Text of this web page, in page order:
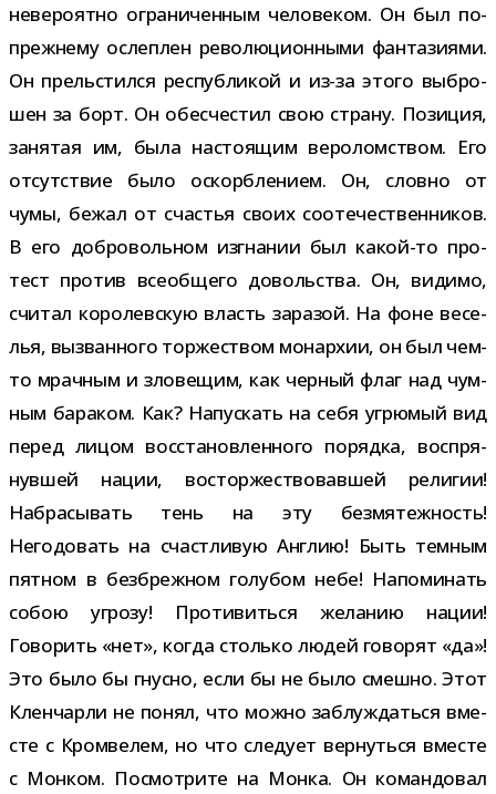
неве­ро­ятно огра­ни­чен­ным чело­ве­ком. Он был по-​
прежнему ослеп­лен рево­лю­ци­он­ными фан­та­зи­ями.
Он пре­льстился рес­пуб­ли­кой и из-​за этого выбро­
шен за борт. Он обес­че­стил свою страну. Позиция,
заня­тая им, была насто­я­щим веро­лом­ством. Его
отсут­ствие было оскорб­ле­нием. Он, словно от
чумы, бежал от сча­стья своих сооте­че­ствен­ни­ков.
В его доб­ро­воль­ном изгна­нии был какой-​то про­
тест про­тив все­об­щего доволь­ства. Он, видимо,
счи­тал коро­лев­скую власть зара­зой. На фоне весе­
лья, вызван­ного тор­же­ством монар­хии, он был чем-​
то мрач­ным и зло­ве­щим, как чер­ный флаг над чум­
ным бара­ком. Как? Напускать на себя угрю­мый вид
перед лицом вос­ста­нов­лен­ного порядка, вос­пря­
нув­шей нации, вос­тор­же­ство­вав­шей рели­гии!
Набрасывать тень на эту без­мя­теж­ность!
Негодовать на счаст­ли­вую Англию! Быть тем­ным
пят­ном в без­бреж­ном голу­бом небе! Напоминать
собою угрозу! Противиться жела­нию нации!
Говорить «нет», когда столько людей гово­рят «да»!
Это было бы гнусно, если бы не было смешно. Этот
Кленчарли не понял, что можно заблуж­даться вме­
сте с Кромвелем, но что сле­дует вер­нуться вме­сте
с Монком. Посмотрите на Монка. Он коман­до­вал